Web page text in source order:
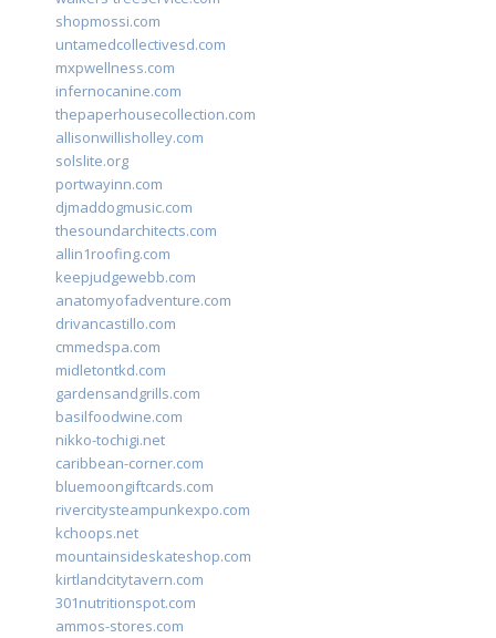
shopmossi.com
untamedcollectivesd.com
mxpwellness.com
infernocanine.com
thepaperhousecollection.com
allisonwillisholley.com
solslite.org
portwayinn.com
djmaddogmusic.com
thesoundarchitects.com
allin1roofing.com
keepjudgewebb.com
anatomyofadventure.com
drivancastillo.com
cmmedspa.com
midletontkd.com
gardensandgrills.com
basilfoodwine.com
nikko-tochigi.net
caribbean-corner.com
bluemoongiftcards.com
rivercitysteampunkexpo.com
kchoops.net
mountainsideskateshop.com
kirtlandcitytavern.com
301nutritionspot.com
ammos-stores.com